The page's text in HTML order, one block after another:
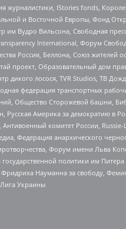
IStories fonds,
и Восточной Европы, Фонд
Вудро Вильсона, Свободная
International, Форум
Россия, Беллона, Союз
проект, Образовательный дом
лосося, TVR Studios, ТВ
федерация транспортных
Общество Сторожевой башни,
Америка за демократию в
комитет России,
Федерация анархического
Форум имени Льва
политики им
Науманна за свободу,
Украины